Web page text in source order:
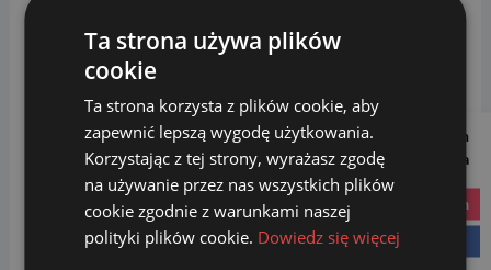
Podobne produkty
Follow us on
Social Media
instagram
Ta strona używa plików
cookie
Ta strona korzysta z plików cookie, aby
zapewnić lepszą wygodę użytkowania.
Korzystając z tej strony, wyrażasz zgodę
na używanie przez nas wszystkich plików
cookie zgodnie z warunkami naszej
polityki plików cookie. Dowiedz się więcej